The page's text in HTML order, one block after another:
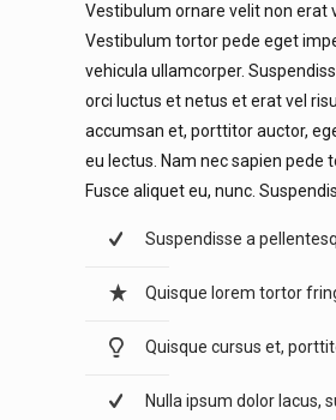
Vestibulum ornare velit non erat
Vestibulum tortor pede eget
vehicula ullamcorper.
orci luctus et netus et erat vel
accumsan et, porttitor auctor,
eu lectus. Nam nec sapien
Fusce aliquet eu, nunc.
Suspendisse a
Quisque lorem tortor
Quisque cursus et,
Nulla ipsum dolor lacus,